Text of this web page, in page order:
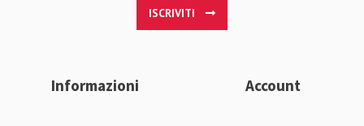
ISCRIVITI
Informazioni Account